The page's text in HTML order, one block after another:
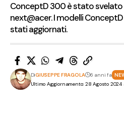
ConceptD 300 è stato
next@acer. I modelli
stati aggiornati.
Ultimo Aggiornamento: 28 Agosto 2024
DiGIUSEPPE FRAGOLA 6 anni fa